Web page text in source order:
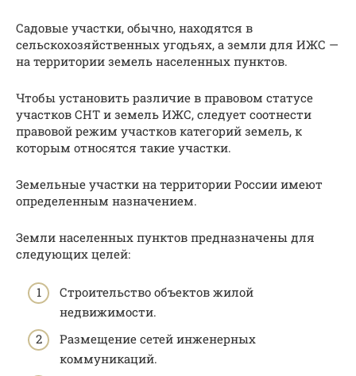
Садовые участки, обычно, находятся в
сельскохозяйственных угодьях, а земли для ИЖС —
на территории земель населенных пунктов.
Чтобы установить различие в правовом статусе
участков СНТ и земель ИЖС, следует соотнести
правовой режим участков категорий земель, к
которым относятся такие участки.
Земельные участки на территории России имеют
определенным назначением.
Земли населенных пунктов предназначены для
следующих целей:
Строительство объектов жилой
недвижимости.
Размещение сетей инженерных
коммуникаций.